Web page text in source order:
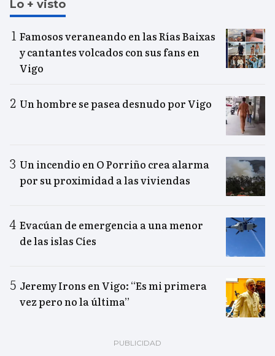
Lo + visto
Famosos veraneando en las Rías Baixas
y cantantes volcados con sus fans en
Vigo
Un hombre se pasea desnudo por Vigo
Un incendio en O Porriño crea alarma
por su proximidad a las viviendas
Evacúan de emergencia a una menor
de las islas Cíes
Jeremy Irons en Vigo: “Es mi primera
vez pero no la última”